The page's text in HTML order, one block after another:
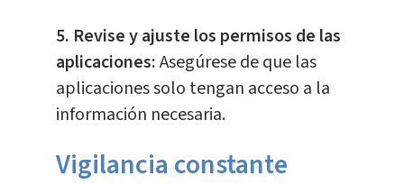
5. Revise y ajuste los permisos de las
aplicaciones:Asegúrese de que las
aplicaciones solo tengan acceso a la
información necesaria.
Vigilancia constante